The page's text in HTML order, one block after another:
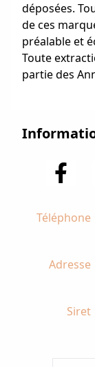
déposées.
de ces
préalable et
Toute
partie des
Téléphone
Adresse
Siret